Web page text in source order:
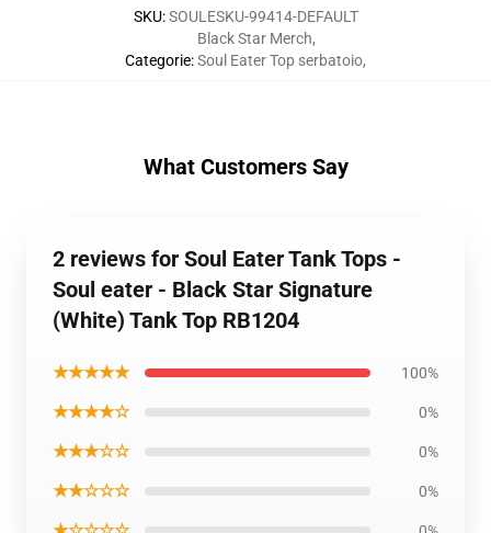
SKU:SOULESKU-99414-DEFAULT
Categorie:
Black Star Merch,
Soul Eater Top serbatoio,
What Customers Say
2 reviews for Soul Eater Tank Tops -
Soul eater - Black Star Signature
(White) Tank Top RB1204
★★★★★ 100%
★★★★☆ 0%
★★★☆☆ 0%
★★☆☆☆ 0%